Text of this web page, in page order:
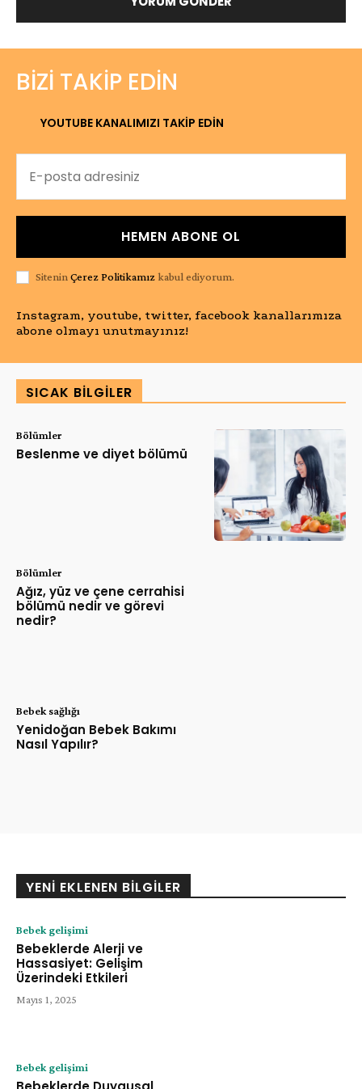
BIZI TAKIP EDIN
YOUTUBE KANALIMIZI TAKİP EDİN
HEMEN ABONE OL
Sitenin Çerez Politikamızkabul ediyorum.
Instagram, youtube, twitter, facebook kanallarımıza
abone olmayı unutmayınız!
SICAK BILGILER
Bölümler
Beslenme ve diyet bölümü
Bölümler
Ağız, yüz ve çene cerrahisi
bölümü nedir ve görevi
nedir?
Bebek sağlığı
Yenidoğan Bebek Bakımı
Nasıl Yapılır?
YENI EKLENEN BILGILER
Bebek gelişimi
Bebeklerde Alerji ve
Hassasiyet: Gelişim
Üzerindeki Etkileri
Mayıs 1, 2025
Bebek gelişimi